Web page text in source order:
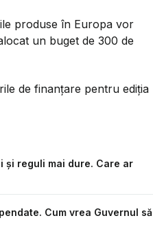
produse în Europa vor
un buget de 300 de
de finanțare pentru ediția
și reguli mai dure. Care ar
Cum vrea Guvernul să